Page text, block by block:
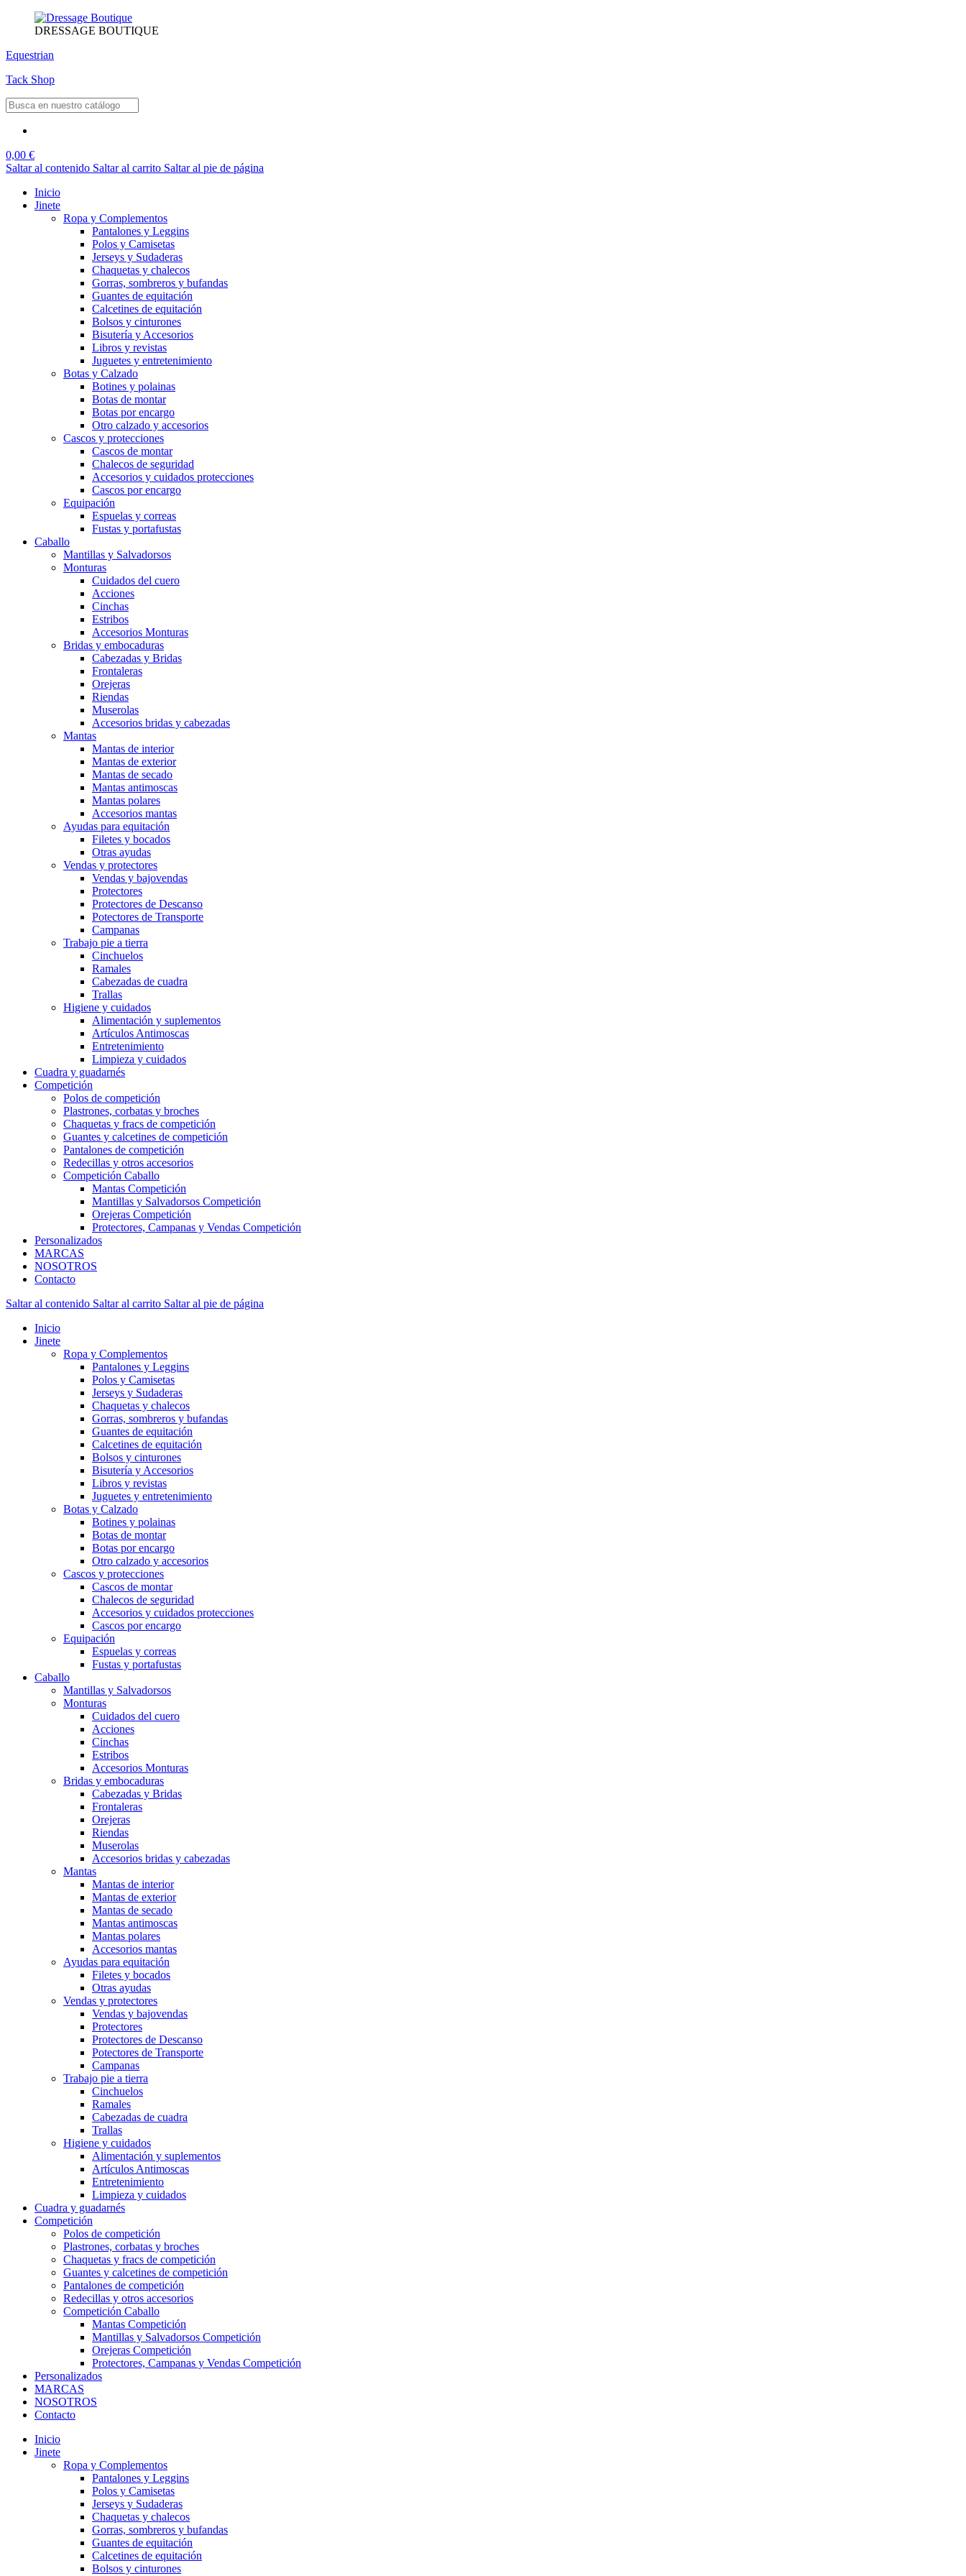
DRESSAGE BOUTIQUE
Equestrian
Tack Shop
0,00 €
Saltar al contenido Saltar al carrito Saltar al pie de página
Inicio
Jinete
Ropa y Complementos
Pantalones y Leggins
Polos y Camisetas
Jerseys y Sudaderas
Chaquetas y chalecos
Gorras, sombreros y bufandas
Guantes de equitación
Calcetines de equitación
Bolsos y cinturones
Bisutería y Accesorios
Libros y revistas
Juguetes y entretenimiento
Botas y Calzado
Botines y polainas
Botas de montar
Botas por encargo
Otro calzado y accesorios
Cascos y protecciones
Cascos de montar
Chalecos de seguridad
Accesorios y cuidados protecciones
Cascos por encargo
Equipación
Espuelas y correas
Fustas y portafustas
Caballo
Mantillas y Salvadorsos
Monturas
Cuidados del cuero
Acciones
Cinchas
Estribos
Accesorios Monturas
Bridas y embocaduras
Cabezadas y Bridas
Frontaleras
Orejeras
Riendas
Muserolas
Accesorios bridas y cabezadas
Mantas
Mantas de interior
Mantas de exterior
Mantas de secado
Mantas antimoscas
Mantas polares
Accesorios mantas
Ayudas para equitación
Filetes y bocados
Otras ayudas
Vendas y protectores
Vendas y bajovendas
Protectores
Protectores de Descanso
Potectores de Transporte
Campanas
Trabajo pie a tierra
Cinchuelos
Ramales
Cabezadas de cuadra
Trallas
Higiene y cuidados
Alimentación y suplementos
Artículos Antimoscas
Entretenimiento
Limpieza y cuidados
Cuadra y guadarnés
Competición
Polos de competición
Plastrones, corbatas y broches
Chaquetas y fracs de competición
Guantes y calcetines de competición
Pantalones de competición
Redecillas y otros accesorios
Competición Caballo
Mantas Competición
Mantillas y Salvadorsos Competición
Orejeras Competición
Protectores, Campanas y Vendas Competición
Personalizados
MARCAS
NOSOTROS
Contacto
Saltar al contenido Saltar al carrito Saltar al pie de página
Inicio
Jinete
Ropa y Complementos
Pantalones y Leggins
Polos y Camisetas
Jerseys y Sudaderas
Chaquetas y chalecos
Gorras, sombreros y bufandas
Guantes de equitación
Calcetines de equitación
Bolsos y cinturones
Bisutería y Accesorios
Libros y revistas
Juguetes y entretenimiento
Botas y Calzado
Botines y polainas
Botas de montar
Botas por encargo
Otro calzado y accesorios
Cascos y protecciones
Cascos de montar
Chalecos de seguridad
Accesorios y cuidados protecciones
Cascos por encargo
Equipación
Espuelas y correas
Fustas y portafustas
Caballo
Mantillas y Salvadorsos
Monturas
Cuidados del cuero
Acciones
Cinchas
Estribos
Accesorios Monturas
Bridas y embocaduras
Cabezadas y Bridas
Frontaleras
Orejeras
Riendas
Muserolas
Accesorios bridas y cabezadas
Mantas
Mantas de interior
Mantas de exterior
Mantas de secado
Mantas antimoscas
Mantas polares
Accesorios mantas
Ayudas para equitación
Filetes y bocados
Otras ayudas
Vendas y protectores
Vendas y bajovendas
Protectores
Protectores de Descanso
Potectores de Transporte
Campanas
Trabajo pie a tierra
Cinchuelos
Ramales
Cabezadas de cuadra
Trallas
Higiene y cuidados
Alimentación y suplementos
Artículos Antimoscas
Entretenimiento
Limpieza y cuidados
Cuadra y guadarnés
Competición
Polos de competición
Plastrones, corbatas y broches
Chaquetas y fracs de competición
Guantes y calcetines de competición
Pantalones de competición
Redecillas y otros accesorios
Competición Caballo
Mantas Competición
Mantillas y Salvadorsos Competición
Orejeras Competición
Protectores, Campanas y Vendas Competición
Personalizados
MARCAS
NOSOTROS
Contacto
Inicio
Jinete
Ropa y Complementos
Pantalones y Leggins
Polos y Camisetas
Jerseys y Sudaderas
Chaquetas y chalecos
Gorras, sombreros y bufandas
Guantes de equitación
Calcetines de equitación
Bolsos y cinturones